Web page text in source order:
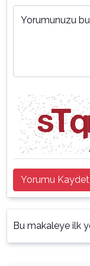
Yorumunuzu
Yorumu Kaydet
Bu makaleye ilk